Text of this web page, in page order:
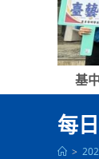
基
每
>